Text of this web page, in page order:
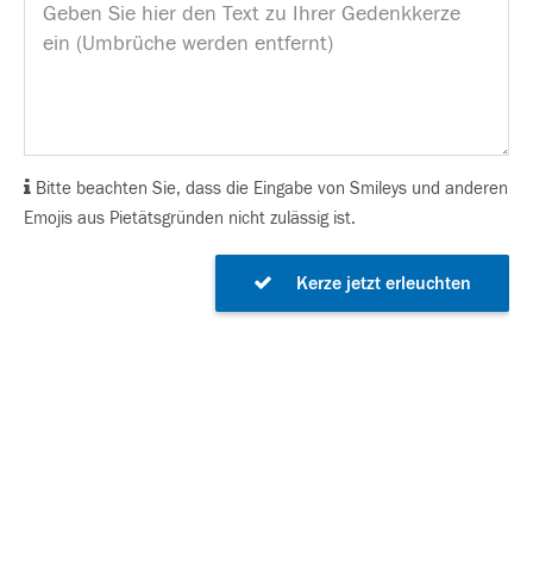
Bitte beachten Sie, dass die Eingabe von Smileys und anderen
Emojis aus Pietätsgründen nicht zulässig ist.
Kerze jetzt erleuchten